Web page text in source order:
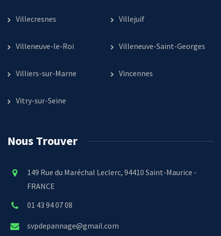
Villecresnes Villejuif
Villeneuve-le-Roi Villeneuve-Saint-Georges
Villiers-sur-Marne Vincennes
Vitry-sur-Seine
Nous Trouver
149 Rue du Maréchal Leclerc, 94410 Saint-Maurice -
FRANCE
01 43 94 07 08
svpdepannage@gmail.com